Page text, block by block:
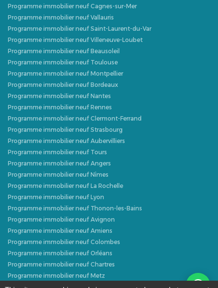
Programme immobilier neuf Cagnes-sur-Mer
Programme immobilier neuf Vallauris
Programme immobilier neuf Saint-Laurent-du-Var
Programme immobilier neuf Villeneuve-Loubet
Programme immobilier neuf Beausoleil
Programme immobilier neuf Toulouse
Programme immobilier neuf Montpellier
Programme immobilier neuf Bordeaux
Programme immobilier neuf Nantes
Programme immobilier neuf Rennes
Programme immobilier neuf Clermont-Ferrand
Programme immobilier neuf Strasbourg
Programme immobilier neuf Aubervilliers
Programme immobilier neuf Tours
Programme immobilier neuf Angers
Programme immobilier neuf Nîmes
Programme immobilier neuf La Rochelle
Programme immobilier neuf Lyon
Programme immobilier neuf Thonon-les-Bains
Programme immobilier neuf Avignon
Programme immobilier neuf Amiens
Programme immobilier neuf Colombes
Programme immobilier neuf Orléans
Programme immobilier neuf Chartres
Programme immobilier neuf Metz